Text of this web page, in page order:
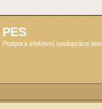
PES
Podpora efektivní spolupráce